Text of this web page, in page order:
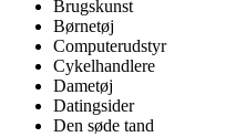
Brugskunst
Børnetøj
Computerudstyr
Cykelhandlere
Dametøj
Datingsider
Den søde tand